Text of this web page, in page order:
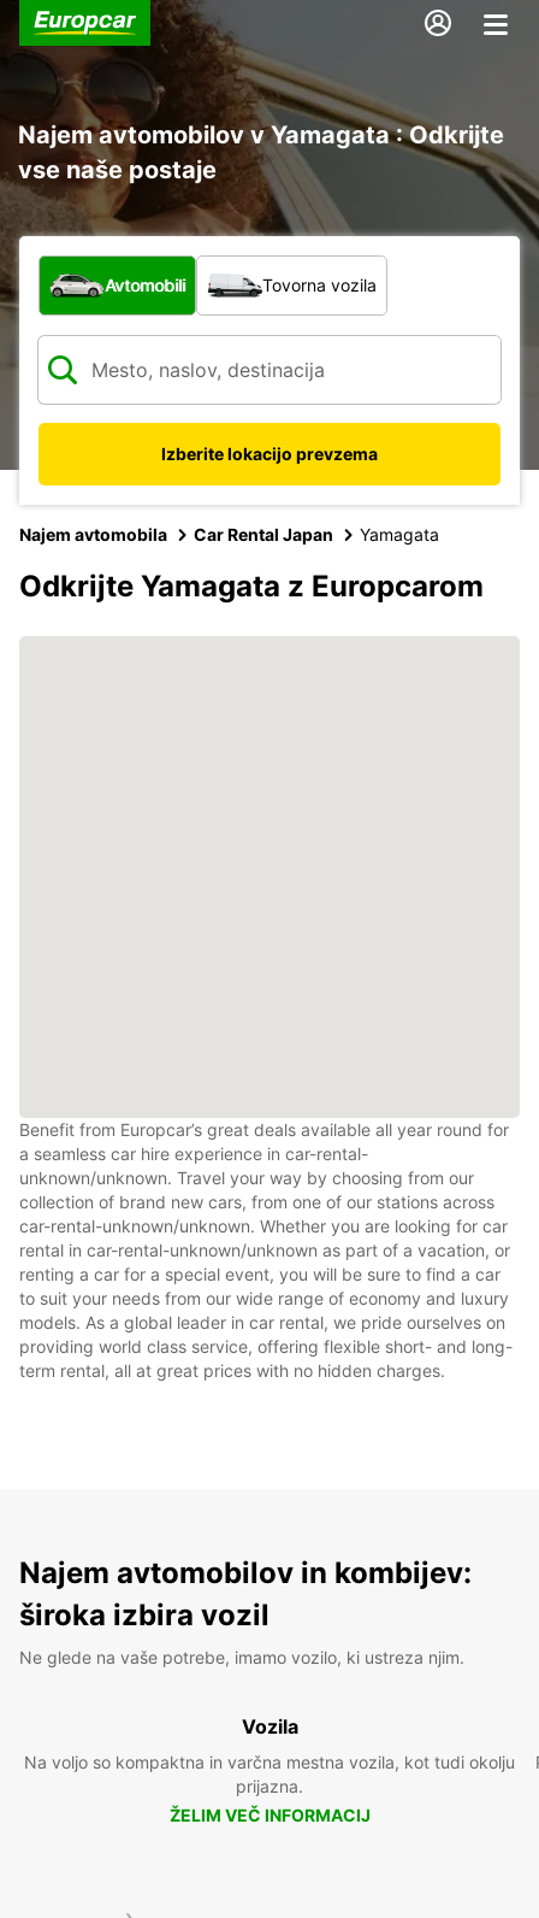
Najem avtomobilov v Yamagata : Odkrijte
vse naše postaje
Katera vrsta vozila?
Avtomobili Tovorna vozila
Izberite lokacijo prevzema
Najem avtomobila Car Rental Japan Yamagata
Odkrijte Yamagata z Europcarom
Benefit from Europcar’s great deals available all year round for
a seamless car hire experience in car-rental-
unknown/unknown. Travel your way by choosing from our
collection of brand new cars, from one of our stations across
car-rental-unknown/unknown. Whether you are looking for car
rental in car-rental-unknown/unknown as part of a vacation, or
renting a car for a special event, you will be sure to find a car
to suit your needs from our wide range of economy and luxury
models. As a global leader in car rental, we pride ourselves on
providing world class service, offering flexible short- and long-
term rental, all at great prices with no hidden charges.
Najem avtomobilov in kombijev:
široka izbira vozil
Ne glede na vaše potrebe, imamo vozilo, ki ustreza njim.
Vozila
Na voljo so kompaktna in varčna mestna vozila, kot tudi okolju
prijazna.
ŽELIM VEČ INFORMACIJ